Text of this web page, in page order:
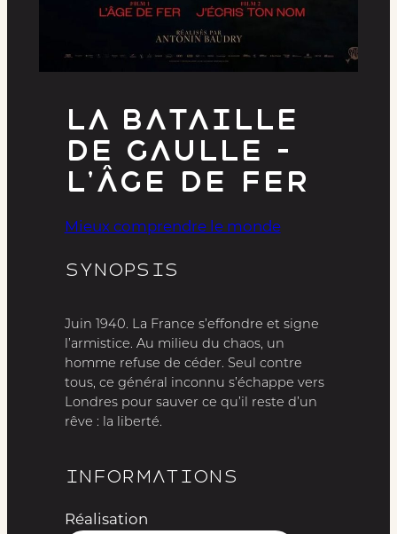
La Bataille
de Gaulle –
L’âge de fer
Mieux comprendre le monde
Synopsis
Juin 1940. La France s’effondre et signe
l’armistice. Au milieu du chaos, un
homme refuse de céder. Seul contre
tous, ce général inconnu s’échappe vers
Londres pour sauver ce qu’il reste d’un
rêve : la liberté.
Informations
Réalisation